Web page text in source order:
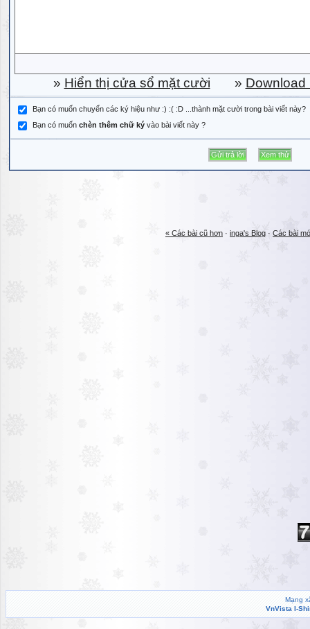
» Hiển thị cửa sổ mặt cười » Download
Bạn có muốn chuyển các ký hiệu như :) :( :D ...thành mặt cười trong bài viết này?
Bạn có muốn chèn thêm chữ ký vào bài viết này ?
« Các bài cũ hơn · inga's Blog · Các bài
Mạng
VnVista I-